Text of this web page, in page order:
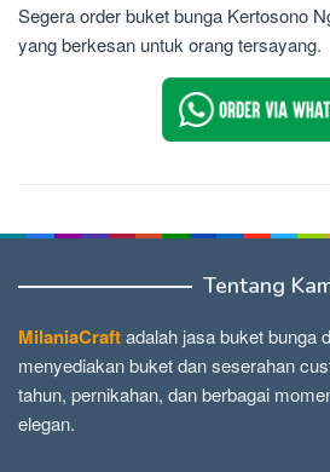
Segera order buket bunga Kertosono
yang berkesan untuk orang tersayang.
Tentang
MilaniaCraftadalah jasa buket bunga
menyediakan buket dan seserahan
tahun, pernikahan, dan berbagai
elegan.